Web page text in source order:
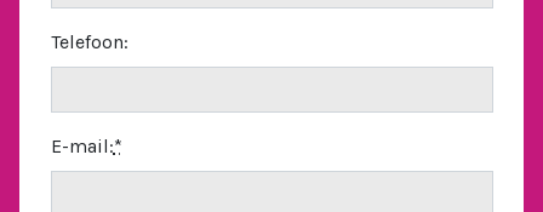
Telefoon:
E-mail:*